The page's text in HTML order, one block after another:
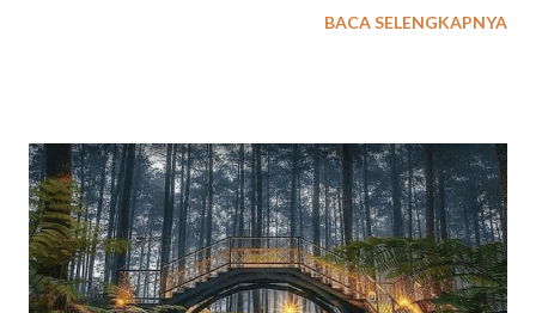
atau instansi untuk mempererat kebersamaan, kekompakan tim,
Mempererat hubungan antar peserta, baik itu rekan kerja
maupun keluarga. Memberikan penyegaran pikiran dan
pengalaman yang menyenangkan di luar rutinitas pekerjaan atau
kehidupan sehari-hari. Konsep Outbound Gathering:
Menggabungkan aktivitas yang menyenangkan dan menantang
BACA SELENGKAPNYA